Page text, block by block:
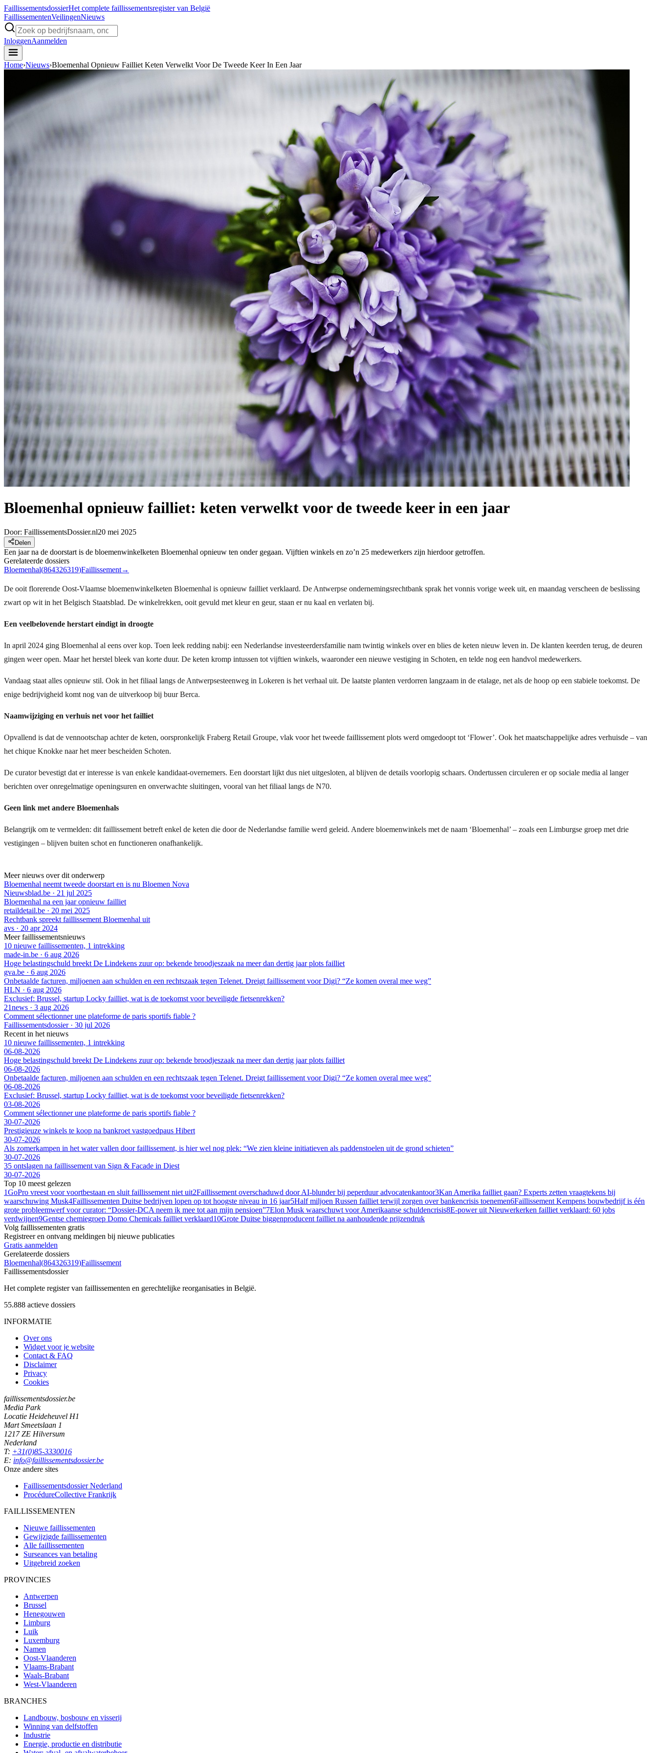
FaillissementsdossierHet complete faillissementsregister van België
FaillissementenVeilingenNieuws
InloggenAanmelden
Home›Nieuws›Bloemenhal Opnieuw Failliet Keten Verwelkt Voor De Tweede Keer In Een Jaar
Bloemenhal opnieuw failliet: keten verwelkt voor de tweede keer in een jaar
Door: FaillissementsDossier.nl20 mei 2025
Delen
Een jaar na de doorstart is de bloemenwinkelketen Bloemenhal opnieuw ten onder gegaan. Vijftien winkels en zo’n 25 medewerkers zijn hierdoor getroffen.
Gerelateerde dossiers
Bloemenhal(864326319)Faillissement→
De ooit florerende Oost-Vlaamse bloemenwinkelketen Bloemenhal is opnieuw failliet verklaard. De Antwerpse ondernemingsrechtbank sprak het vonnis vorige week uit, en maandag verscheen de beslissing
zwart op wit in het Belgisch Staatsblad. De winkelrekken, ooit gevuld met kleur en geur, staan er nu kaal en verlaten bij.
Een veelbelovende herstart eindigt in droogte
In april 2024 ging Bloemenhal al eens over kop. Toen leek redding nabij: een Nederlandse investeerdersfamilie nam twintig winkels over en blies de keten nieuw leven in. De klanten keerden terug, de deuren
gingen weer open. Maar het herstel bleek van korte duur. De keten kromp intussen tot vijftien winkels, waaronder een nieuwe vestiging in Schoten, en telde nog een handvol medewerkers.
Vandaag staat alles opnieuw stil. Ook in het filiaal langs de Antwerpsesteenweg in Lokeren is het verhaal uit. De laatste planten verdorren langzaam in de etalage, net als de hoop op een stabiele toekomst. De
enige bedrijvigheid komt nog van de uitverkoop bij buur Berca.
Naamwijziging en verhuis net voor het failliet
Opvallend is dat de vennootschap achter de keten, oorspronkelijk Fraberg Retail Groupe, vlak voor het tweede faillissement plots werd omgedoopt tot ‘Flower’. Ook het maatschappelijke adres verhuisde – van
het chique Knokke naar het meer bescheiden Schoten.
De curator bevestigt dat er interesse is van enkele kandidaat-overnemers. Een doorstart lijkt dus niet uitgesloten, al blijven de details voorlopig schaars. Ondertussen circuleren er op sociale media al langer
berichten over onregelmatige openingsuren en onverwachte sluitingen, vooral van het filiaal langs de N70.
Geen link met andere Bloemenhals
Belangrijk om te vermelden: dit faillissement betreft enkel de keten die door de Nederlandse familie werd geleid. Andere bloemenwinkels met de naam ‘Bloemenhal’ – zoals een Limburgse groep met drie
vestigingen – blijven buiten schot en functioneren onafhankelijk.
Meer nieuws over dit onderwerp
Bloemenhal neemt tweede doorstart en is nu Bloemen Nova
Nieuwsblad.be · 21 jul 2025
Bloemenhal na een jaar opnieuw failliet
retaildetail.be · 20 mei 2025
Rechtbank spreekt faillissement Bloemenhal uit
avs · 20 apr 2024
Meer faillissementsnieuws
10 nieuwe faillissementen, 1 intrekking
made-in.be · 6 aug 2026
Hoge belastingschuld breekt De Lindekens zuur op: bekende broodjeszaak na meer dan dertig jaar plots failliet
gva.be · 6 aug 2026
Onbetaalde facturen, miljoenen aan schulden en een rechtszaak tegen Telenet. Dreigt faillissement voor Digi? “Ze komen overal mee weg”
HLN · 6 aug 2026
Exclusief: Brussel, startup Locky failliet, wat is de toekomst voor beveiligde fietsenrekken?
21news · 3 aug 2026
Comment sélectionner une plateforme de paris sportifs fiable ?
Faillissementsdossier· 30 jul 2026
Recent in het nieuws
10 nieuwe faillissementen, 1 intrekking
06-08-2026
Hoge belastingschuld breekt De Lindekens zuur op: bekende broodjeszaak na meer dan dertig jaar plots failliet
06-08-2026
Onbetaalde facturen, miljoenen aan schulden en een rechtszaak tegen Telenet. Dreigt faillissement voor Digi? “Ze komen overal mee weg”
06-08-2026
Exclusief: Brussel, startup Locky failliet, wat is de toekomst voor beveiligde fietsenrekken?
03-08-2026
Comment sélectionner une plateforme de paris sportifs fiable ?
30-07-2026
Prestigieuze winkels te koop na bankroet vastgoedpaus Hibert
30-07-2026
Als zomerkampen in het water vallen door faillissement, is hier wel nog plek: “We zien kleine initiatieven als paddenstoelen uit de grond schieten”
30-07-2026
35 ontslagen na faillissement van Sign & Facade in Diest
30-07-2026
Top 10 meest gelezen
1GoPro vreest voor voortbestaan en sluit faillissement niet uit2Faillissement overschaduwd door AI-blunder bij peperduur advocatenkantoor3Kan Amerika failliet gaan? Experts zetten vraagtekens bij
waarschuwing Musk4Faillissementen Duitse bedrijven lopen op tot hoogste niveau in 16 jaar5Half miljoen Russen failliet terwijl zorgen over bankencrisis toenemen6Faillissement Kempens bouwbedrijf is één
grote probleemwerf voor curator: “Dossier-DCA neem ik mee tot aan mijn pensioen”7Elon Musk waarschuwt voor Amerikaanse schuldencrisis8E-power uit Nieuwerkerken failliet verklaard: 60 jobs
verdwijnen9Gentse chemiegroep Domo Chemicals failliet verklaard10Grote Duitse biggenproducent failliet na aanhoudende prijzendruk
Volg faillissementen gratis
Registreer en ontvang meldingen bij nieuwe publicaties
Gratis aanmelden
Gerelateerde dossiers
Bloemenhal(864326319)Faillissement
Faillissementsdossier
Het complete register van faillissementen en gerechtelijke reorganisaties in België.
55.888 actieve dossiers
INFORMATIE
Over ons
Widget voor je website
Contact & FAQ
Disclaimer
Privacy
Cookies
faillissementsdossier.be
Media Park
Locatie Heideheuvel H1
Mart Smeetslaan 1
1217 ZE Hilversum
Nederland
T: +31(0)85-3330016
E: info@faillissementsdossier.be
Onze andere sites
Faillissementsdossier Nederland
ProcédureCollective Frankrijk
FAILLISSEMENTEN
Nieuwe faillissementen
Gewijzigde faillissementen
Alle faillissementen
Surseances van betaling
Uitgebreid zoeken
PROVINCIES
Antwerpen
Brussel
Henegouwen
Limburg
Luik
Luxemburg
Namen
Oost-Vlaanderen
Vlaams-Brabant
Waals-Brabant
West-Vlaanderen
BRANCHES
Landbouw, bosbouw en visserij
Winning van delfstoffen
Industrie
Energie, productie en distributie